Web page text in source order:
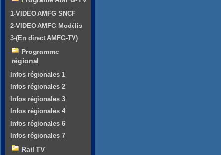
1-VIDEO AMFG SNCF
2-VIDEO AMFG Modélis
3-(En direct AMFG-TV)
Programme
régional
Infos régionales 1
Infos régionales 2
Infos régionales 3
Infos régionales 4
Infos régionales 6
Infos régionales 7
Rail TV